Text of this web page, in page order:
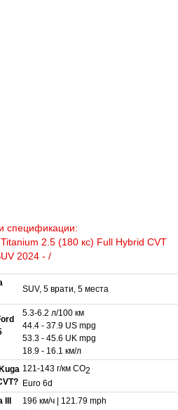
спецификации:
2.5 (180 кс) Full Hybrid CVT
2024 - /
SUV, 5 врати, 5 места
5.3-6.2 л/100 км
44.4 - 37.9 US mpg
53.3 - 45.6 UK mpg
18.9 - 16.1 км/л
121-143 г/км CO2
Euro 6d
III
196 км/ч | 121.79 mph